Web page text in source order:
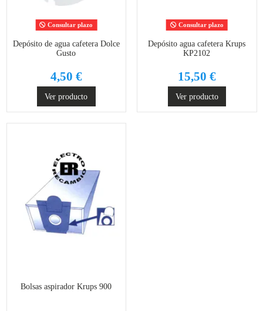
Consultar plazo
Depósito de agua cafetera Dolce
Gusto
4,50 €
Ver producto
Consultar plazo
Depósito agua cafetera Krups
KP2102
15,50 €
Ver producto
Bolsas aspirador Krups 900